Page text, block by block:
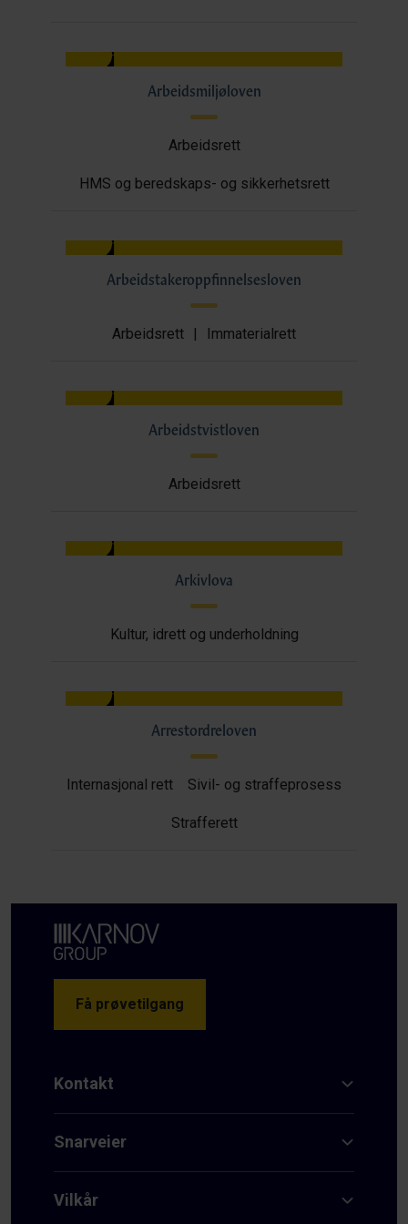
Arbeidsmiljøloven
Arbeidsrett
HMS og beredskaps- og sikkerhetsrett
Arbeidstakeroppfinnelsesloven
Arbeidsrett | Immaterialrett
Arbeidstvistloven
Arbeidsrett
Arkivlova
Kultur, idrett og underholdning
Arrestordreloven
Internasjonal rett Sivil- og straffeprosess
Strafferett
Få prøvetilgang
Kontakt
Snarveier
Vilkår